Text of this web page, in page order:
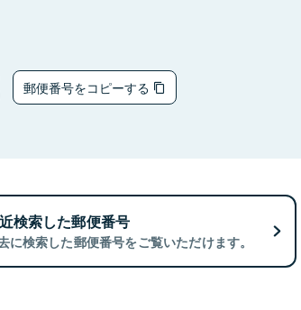
郵便番号をコピーする
検索した郵便番号
に検索した郵便番号をご覧いただけます。